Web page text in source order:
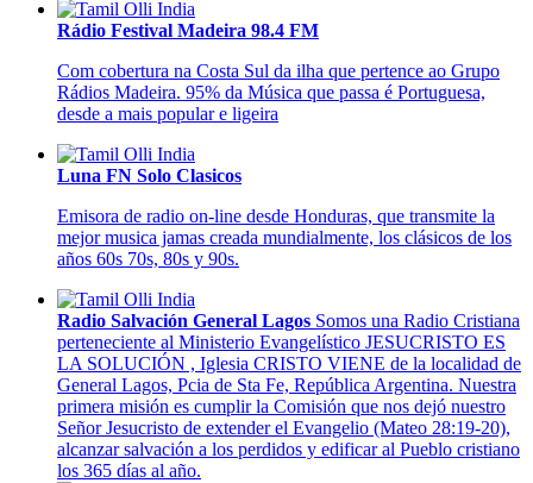
Rádio Festival Madeira 98.4 FM
Com cobertura na Costa Sul da ilha que pertence ao Grupo
Rádios Madeira. 95% da Música que passa é Portuguesa,
desde a mais popular e ligeira
Luna FN Solo Clasicos
Emisora de radio on-line desde Honduras, que transmite la
mejor musica jamas creada mundialmente, los clásicos de los
años 60s 70s, 80s y 90s.
Radio Salvación General Lagos Somos una Radio Cristiana
perteneciente al Ministerio Evangelístico JESUCRISTO ES
LA SOLUCIÓN , Iglesia CRISTO VIENE de la localidad de
General Lagos, Pcia de Sta Fe, República Argentina. Nuestra
primera misión es cumplir la Comisión que nos dejó nuestro
Señor Jesucristo de extender el Evangelio (Mateo 28:19-20),
alcanzar salvación a los perdidos y edificar al Pueblo cristiano
los 365 días al año.